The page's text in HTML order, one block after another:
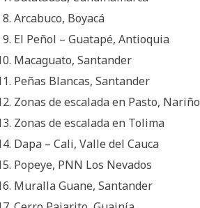
Arcabuco, Boyacá
El Peñol – Guatapé, Antioquia
Macaguato, Santander
Peñas Blancas, Santander
Zonas de escalada en Pasto, Nariño
Zonas de escalada en Tolima
Dapa – Cali, Valle del Cauca
Popeye, PNN Los Nevados
Muralla Guane, Santander